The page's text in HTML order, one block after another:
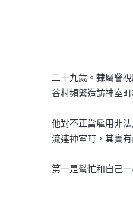
二十九歲。隸屬警
谷村頻繁造訪神室
他對不正當雇用非
流連神室町，其實有
第一是幫忙和自己